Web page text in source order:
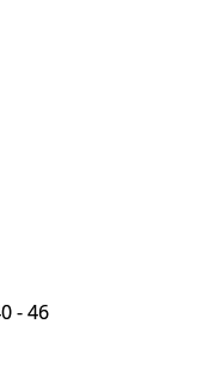
- 46